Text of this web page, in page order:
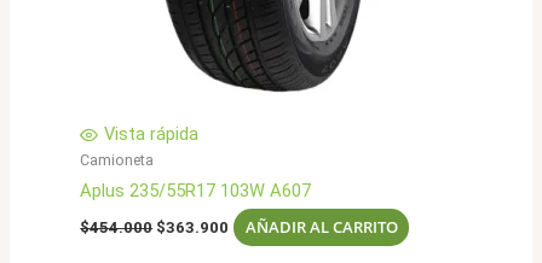
Vista rápida
Camioneta
Aplus 235/55R17 103W A607
$454.000 El
$363.900 El
precio
AÑADIR AL CARRITO